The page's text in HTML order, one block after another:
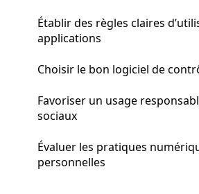
Établir des règles claires
applications
Choisir le bon logiciel de
Favoriser un usage
sociaux
Évaluer les pratiques
personnelles